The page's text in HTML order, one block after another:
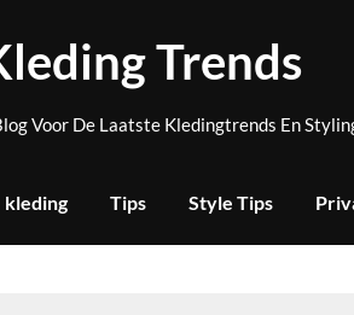
Trends
Voor De Laatste Kledingtrends En
kleding Tips Style Tips